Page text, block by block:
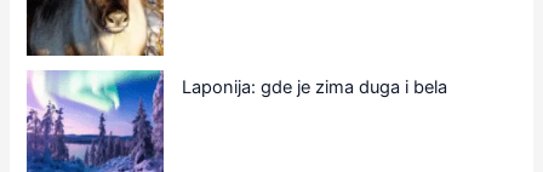
Laponija: gde je zima duga i bela